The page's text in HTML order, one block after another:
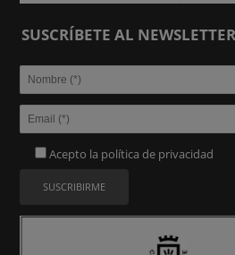
SUSCRÍBETE AL NEWSLETTER
Acepto la política de privacidad